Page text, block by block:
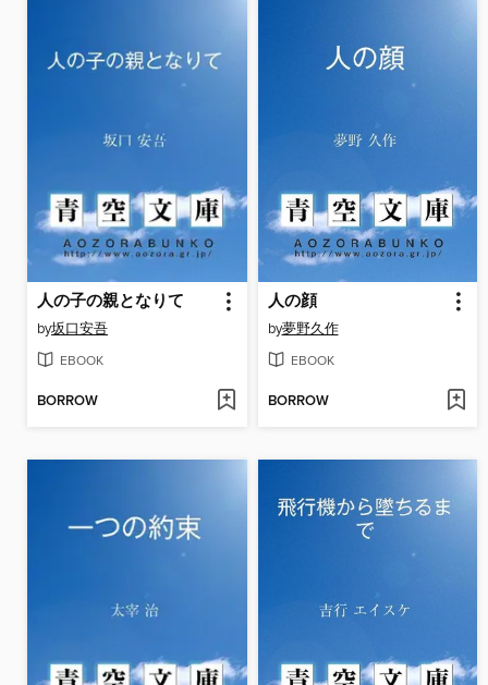
人の子の親となりて
by坂口安吾
EBOOK
BORROW
人の顔
by夢野久作
EBOOK
BORROW